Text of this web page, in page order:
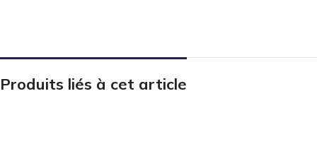
Produits liés à cet article